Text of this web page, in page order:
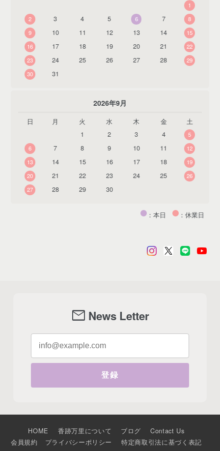
1
2
3 4 5 6 7
8
9
10 11 12 13 14
15
16
17 18 19 20 21
22
23
24 25 26 27 28
29
30
31
2026年9月
日 月 火 水 木 金
土
1
2 3 4
5
6
7 8 9 10 11
12
13
14 15 16 17 18
19
20
21 22 23 24 25
26
27
28 29 30
：本日 ：休業日
mail News Letter
登録
HOME 香跡万里について ブログ
Contact Us
会員規約
プライバシーポリシー 特定商取引法に基づく表記